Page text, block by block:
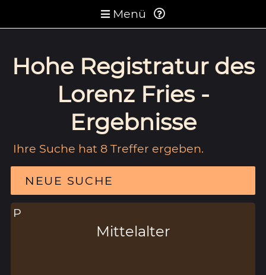
Menü
Hohe Registratur des
Lorenz Fries -
Ergebnisse
Ihre Suche hat 8 Treffer ergeben.
NEUE SUCHE
P
Mittelalter